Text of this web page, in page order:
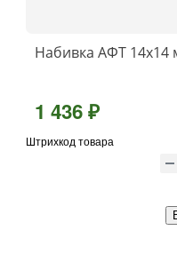
Набивка АФТ 14х14
1 436 ₽
Штрихкод товара